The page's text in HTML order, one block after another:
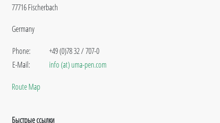
77716 Fischerbach
Germany
Phone:
E-Mail:
+49 (0)78 32 / 707-0
info (at) uma-pen.com
Route Map
Быстрые ссылки